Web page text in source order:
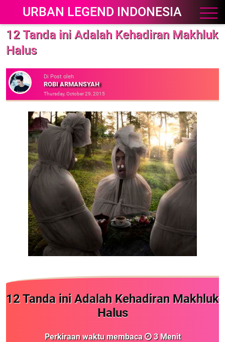
URBAN LEGEND INDONESIA
12 Tanda ini Adalah Kehadiran Makhluk
Halus
Di Post oleh
ROBI ARMANSYAH
Thursday, October 29, 2015
12 Tanda ini Adalah Kehadiran Makhluk
Halus
Perkiraan waktu membaca 3Menit